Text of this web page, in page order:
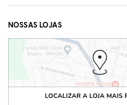
NOSSAS LOJAS